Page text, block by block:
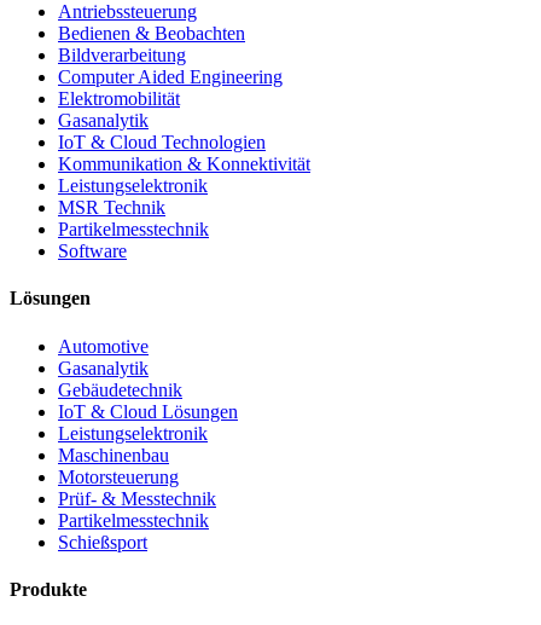
Antriebssteuerung
Bedienen & Beobachten
Bildverarbeitung
Computer Aided Engineering
Elektromobilität
Gasanalytik
IoT & Cloud Technologien
Kommunikation & Konnektivität
Leistungselektronik
MSR Technik
Partikelmesstechnik
Software
Lösungen
Automotive
Gasanalytik
Gebäudetechnik
IoT & Cloud Lösungen
Leistungselektronik
Maschinenbau
Motorsteuerung
Prüf- & Messtechnik
Partikelmesstechnik
Schießsport
Produkte